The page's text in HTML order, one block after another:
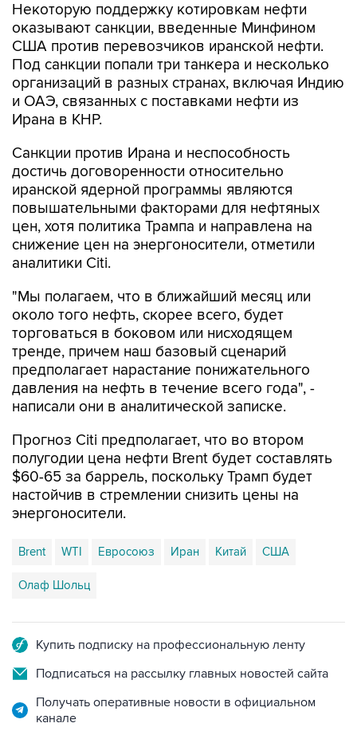
Некоторую поддержку котировкам нефти
оказывают санкции, введенные Минфином
США против перевозчиков иранской нефти.
Под санкции попали три танкера и несколько
организаций в разных странах, включая Индию
и ОАЭ, связанных с поставками нефти из
Ирана в КНР.
Санкции против Ирана и неспособность
достичь договоренности относительно
иранской ядерной программы являются
повышательными факторами для нефтяных
цен, хотя политика Трампа и направлена на
снижение цен на энергоносители, отметили
аналитики Citi.
"Мы полагаем, что в ближайший месяц или
около того нефть, скорее всего, будет
торговаться в боковом или нисходящем
тренде, причем наш базовый сценарий
предполагает нарастание понижательного
давления на нефть в течение всего года", -
написали они в аналитической записке.
Прогноз Citi предполагает, что во втором
полугодии цена нефти Brent будет составлять
$60-65 за баррель, поскольку Трамп будет
настойчив в стремлении снизить цены на
энергоносители.
Brent WTI Евросоюз Иран Китай США
Олаф Шольц
Купить подписку на профессиональную ленту
Подписаться на рассылку главных новостей сайта
Получать оперативные новости в официальном
канале